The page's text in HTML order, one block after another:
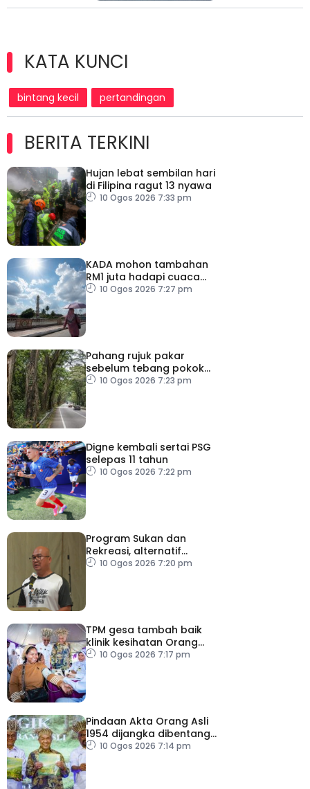
KATA KUNCI
bintang kecil pertandingan
BERITA TERKINI
Hujan lebat sembilan hari
di Filipina ragut 13 nyawa
10 Ogos 2026 7:33 pm
KADA mohon tambahan
RM1 juta hadapi cuaca
panas
10 Ogos 2026 7:27 pm
Pahang rujuk pakar
sebelum tebang pokok
tua, uzur
10 Ogos 2026 7:23 pm
Digne kembali sertai PSG
selepas 11 tahun
10 Ogos 2026 7:22 pm
Program Sukan dan
Rekreasi, alternatif
bersama keluarga
10 Ogos 2026 7:20 pm
TPM gesa tambah baik
klinik kesihatan Orang
Asli10 Ogos 2026 7:17 pm
Pindaan Akta Orang Asli
1954 dijangka dibentang
hujung tahun 2026
10 Ogos 2026 7:14 pm